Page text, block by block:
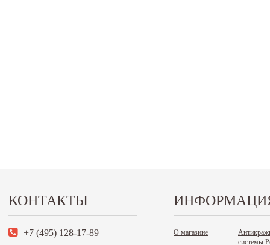
КОНТАКТЫ
+7 (495) 128-17-89 О магазине
системы